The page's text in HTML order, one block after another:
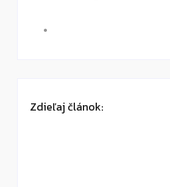
Zdieľaj článok: